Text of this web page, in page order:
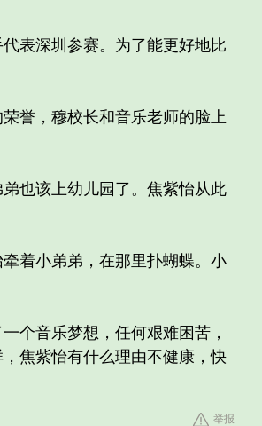
表深圳参赛。为了能更好地比
誉，穆校长和音乐老师的脸上
也该上幼儿园了。焦紫怡从此
着小弟弟，在那里扑蝴蝶。小
个音乐梦想，任何艰难困苦，
焦紫怡有什么理由不健康，快
举报